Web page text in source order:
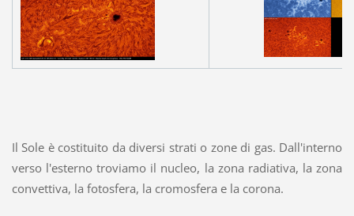
Il Sole è costituito da diversi strati o zone di gas. Dall'interno
verso l'esterno troviamo il nucleo, la zona radiativa, la zona
convettiva, la fotosfera, la cromosfera e la corona.